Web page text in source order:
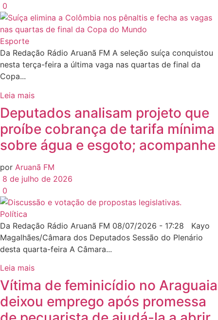
0
Esporte
Da Redação Rádio Aruanã FM A seleção suíça conquistou
nesta terça-feira a última vaga nas quartas de final da
Copa...
Leia mais
Deputados analisam projeto que
proíbe cobrança de tarifa mínima
sobre água e esgoto; acompanhe
por Aruanã FM
8 de julho de 2026
0
Política
Da Redação Rádio Aruanã FM 08/07/2026 - 17:28 Kayo
Magalhães/Câmara dos Deputados Sessão do Plenário
desta quarta-feira A Câmara...
Leia mais
Vítima de feminicídio no Araguaia
deixou emprego após promessa